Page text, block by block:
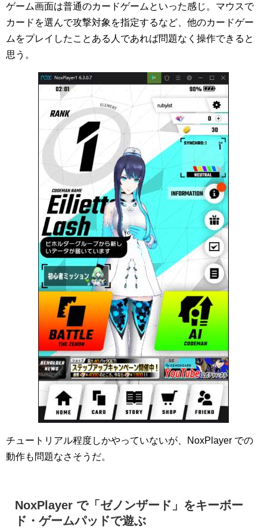
ゲーム画面は普通のカードゲームといった感じ。マウスで
カードを選んで攻撃対象を指定するなど、他のカードゲー
ムをプレイしたことある人であれば問題なく操作できると
思う。
チュートリアル程度しかやっていないが、NoxPlayer での
動作も問題なさそうだ。
NoxPlayer で「ゼノンザード」をキーボー
ド・ゲームパッドで遊ぶ